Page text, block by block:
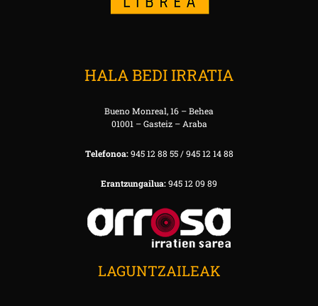
HALA BEDI IRRATIA
Bueno Monreal, 16 – Behea
01001 – Gasteiz – Araba
Telefonoa:945 12 88 55 / 945 12 14 88
Erantzungailua:945 12 09 89
LAGUNTZAILEAK